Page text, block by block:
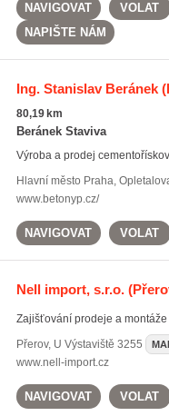
NAVIGOVAT
VOLAT
NAPIŠTE NÁM
Ing. Stanislav Beránek
80,19 km
Beránek Staviva
Výroba a prodej
Hlavní město Praha,
www.betonyp.cz/
NAVIGOVAT VOLAT
Nell import, s.r.o.
Zajišťování prodeje a
Přerov, U Výstaviště 3255
www.nell-import.cz
NAVIGOVAT VOLAT